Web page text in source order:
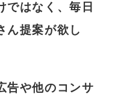
ではなく、毎日
ん提案が欲し
告や他のコンサ